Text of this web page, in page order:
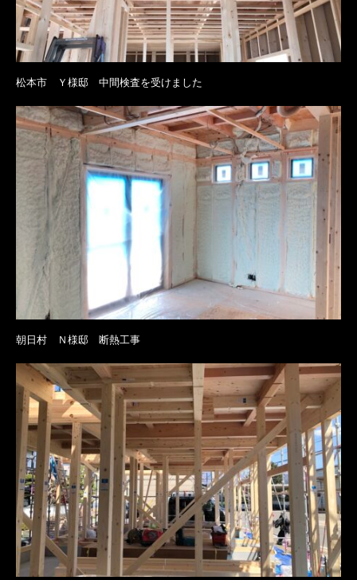
松本市 Ｙ様邸 中間検査を受けました
朝日村 Ｎ様邸 断熱工事